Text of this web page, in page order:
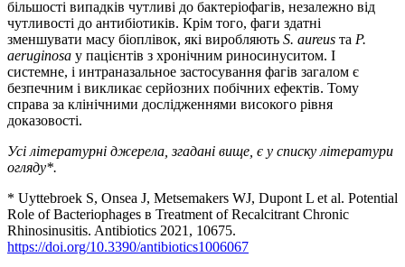
більшості випадків чутливі до бактеріофагів, незалежно від
чутливості до антибіотиків. Крім того, фаги здатні
зменшувати масу біоплівок, які виробляють S. aureus та P.
aeruginosa у пацієнтів з хронічним риносинуситом. І
системне, і интраназальное застосування фагів загалом є
безпечним і викликає серйозних побічних ефектів. Тому
справа за клінічними дослідженнями високого рівня
доказовості.
Усі літературні джерела, згадані вище, є у списку літератури
огляду*.
* Uyttebroek S, Onsea J, Metsemakers WJ, Dupont L et al. Potential
Role of Bacteriophages в Treatment of Recalcitrant Chronic
Rhinosinusitis. Antibiotics 2021, 10675.
https://doi.org/10.3390/antibiotics1006067